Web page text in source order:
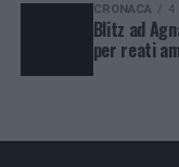
CRONACA 4
Blitz ad
per reati